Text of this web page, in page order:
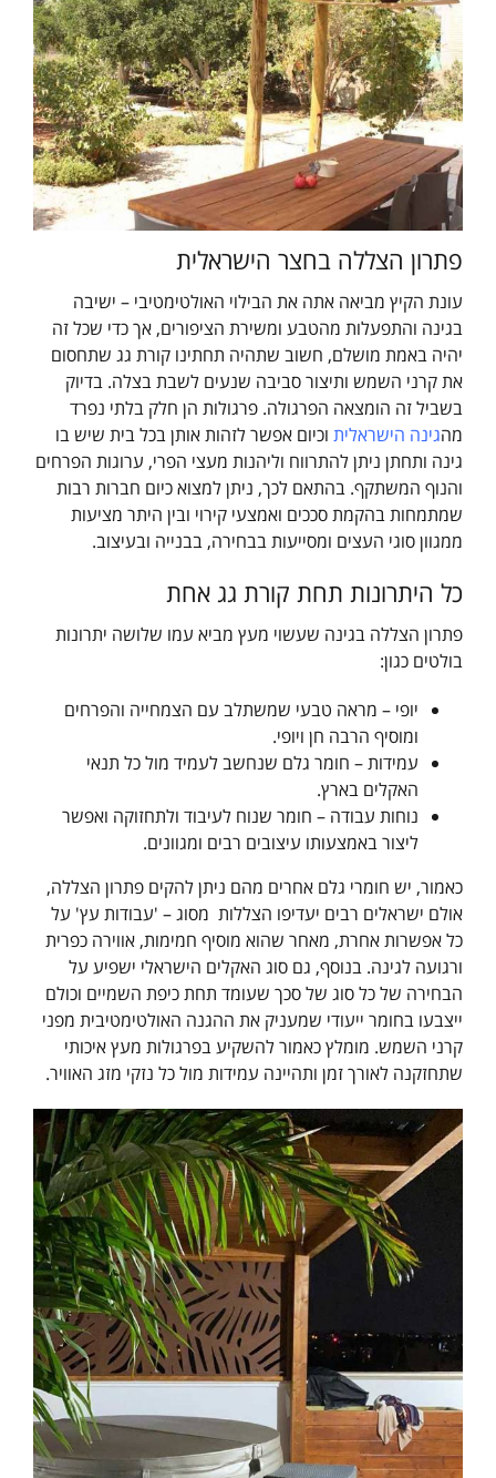
פתרון הצללה בחצר הישראלית
עונת הקיץ מביאה אתה את הבילוי האולטימטיבי – ישיבה
בגינה והתפעלות מהטבע ומשירת הציפורים, אך כדי שכל זה
יהיה באמת מושלם, חשוב שתהיה תחתינו קורת גג שתחסום
את קרני השמש ותיצור סביבה שנעים לשבת בצלה. בדיוק
בשביל זה הומצאה הפרגולה. פרגולות הן חלק בלתי נפרד
מהגינה הישראלית וכיום אפשר לזהות אותן בכל בית שיש בו
גינה ותחתן ניתן להתרווח וליהנות מעצי הפרי, ערוגות הפרחים
והנוף המשתקף. בהתאם לכך, ניתן למצוא כיום חברות רבות
שמתמחות בהקמת סככים ואמצעי קירוי ובין היתר מציעות
ממגוון סוגי העצים ומסייעות בבחירה, בבנייה ובעיצוב.
כל היתרונות תחת קורת גג אחת
פתרון הצללה בגינה שעשוי מעץ מביא עמו שלושה יתרונות
בולטים כגון:
יופי – מראה טבעי שמשתלב עם הצמחייה והפרחים
ומוסיף הרבה חן ויופי.
עמידות – חומר גלם שנחשב לעמיד מול כל תנאי
האקלים בארץ.
נוחות עבודה – חומר שנוח לעיבוד ולתחזוקה ואפשר
ליצור באמצעותו עיצובים רבים ומגוונים.
כאמור, יש חומרי גלם אחרים מהם ניתן להקים פתרון הצללה,
אולם ישראלים רבים יעדיפו הצללות מסוג – 'עבודות עץ' על
כל אפשרות אחרת, מאחר שהוא מוסיף חמימות, אווירה כפרית
ורגועה לגינה. בנוסף, גם סוג האקלים הישראלי ישפיע על
הבחירה של כל סוג של סכך שעומד תחת כיפת השמיים וכולם
ייצבעו בחומר ייעודי שמעניק את ההגנה האולטימטיבית מפני
קרני השמש. מומלץ כאמור להשקיע בפרגולות מעץ איכותי
שתחזקנה לאורך זמן ותהיינה עמידות מול כל נזקי מזג האוויר.